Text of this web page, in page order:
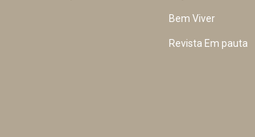
Bem Viver
Revista Em pauta